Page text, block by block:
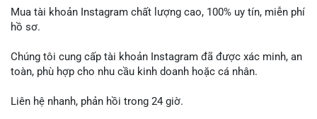
Mua tài khoản Instagram chất lượng cao, 100% uy tín, miễn phí
hồ sơ.
Chúng tôi cung cấp tài khoản Instagram đã được xác minh, an
toàn, phù hợp cho nhu cầu kinh doanh hoặc cá nhân.
Liên hệ nhanh, phản hồi trong 24 giờ.